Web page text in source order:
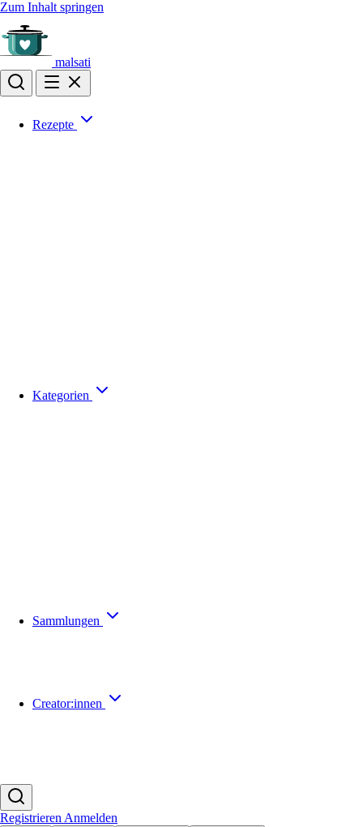
Zum Inhalt springen
malsati
Rezepte
Kategorien
Sammlungen
Creator:innen
Registrieren Anmelden